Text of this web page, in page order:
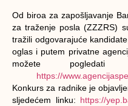
Od biroa za zapošljavanje
za traženje posla (ZZZRS)
tražili odgovarajuće
oglas i putem privatne
možete
https://
Konkurs za radnike je
sljedećem linku: https://